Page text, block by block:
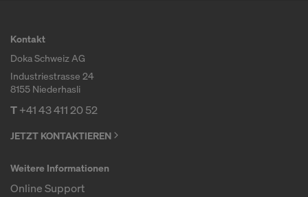
Kontakt
Doka Schweiz AG
Industriestrasse 24
8155 Niederhasli
T+41 43 411 20 52
JETZT KONTAKTIEREN
Weitere Informationen
Online Support